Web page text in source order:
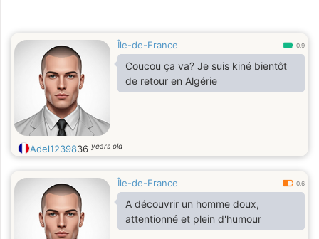
Île-de-France 0.9
Coucou ça va? Je suis kiné bientôt
de retour en Algérie
Adel1239836 years old
Île-de-France 0.6
A découvrir un homme doux,
attentionné et plein d'humour